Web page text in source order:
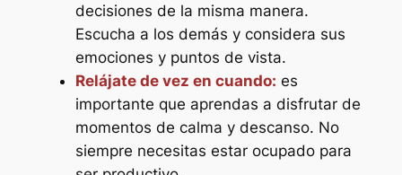
decisiones de la misma manera.
Escucha a los demás y considera sus
emociones y puntos de vista.
Relájate de vez en cuando: es
importante que aprendas a disfrutar de
momentos de calma y descanso. No
siempre necesitas estar ocupado para